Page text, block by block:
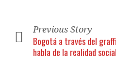
Previous Story
Bogotá a través del
habla de la realidad